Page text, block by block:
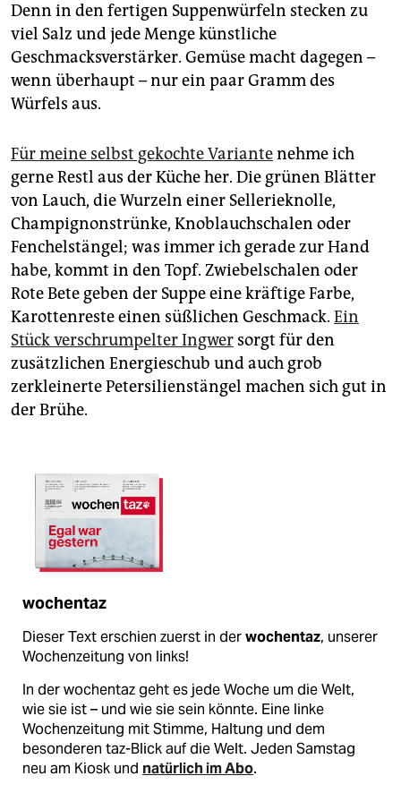
Denn in den fertigen Suppenwürfeln stecken zu
viel Salz und jede Menge künstliche
Geschmacksverstärker. Gemüse macht dagegen –
wenn überhaupt – nur ein paar Gramm des
Würfels aus.
Für meine selbst gekochte Variantenehme ich
gerne Restl aus der Küche her. Die grünen Blätter
von Lauch, die Wurzeln einer Sellerieknolle,
Champignonstrünke, Knoblauchschalen oder
Fenchelstängel; was immer ich gerade zur Hand
habe, kommt in den Topf. Zwiebelschalen oder
Rote Bete geben der Suppe eine kräftige Farbe,
Karottenreste einen süßlichen Geschmack. Ein
Stück verschrumpelter Ingwer sorgt für den
zusätzlichen Energieschub und auch grob
zerkleinerte Petersilienstängel machen sich gut in
der Brühe.
wochentaz
Dieser Text erschien zuerst in derwochentaz, unserer
Wochenzeitung von links!
In der wochentaz geht es jede Woche um die Welt,
wie sie ist – und wie sie sein könnte. Eine linke
Wochenzeitung mit Stimme, Haltung und dem
besonderen taz-Blick auf die Welt. Jeden Samstag
neu am Kiosk und natürlich im Abo.